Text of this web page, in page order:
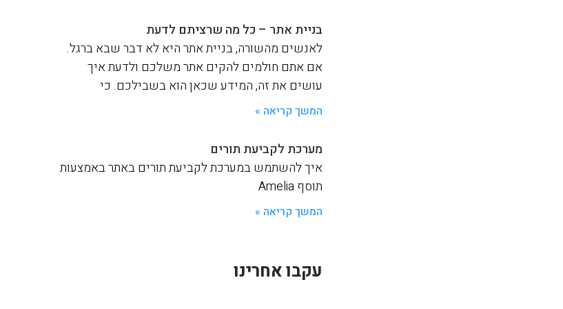
בניית אתר – כל מה שרציתם לדעת
לאנשים מהשורה, בניית אתר היא לא דבר שבא ברגל.
אם אתם חולמים להקים אתר משלכם ולדעת איך
עושים את זה, המידע שכאן הוא בשבילכם. כי
המשך קריאה »
מערכת לקביעת תורים
איך להשתמש במערכת לקביעת תורים באתר באמצעות
תוסף Amelia
המשך קריאה »
עקבו אחרינו